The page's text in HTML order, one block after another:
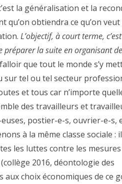
la généralisation et la
qu’on obtiendra ce qu’on
L’objectif, à court terme,
préparer la suite en organisant
que tout le monde s’y
tel ou tel secteur
et tous car n’importe
des travailleurs et
postier-e-s, ouvrier-e-s,
à la même classe sociale :
les luttes contre les
2016, déontologie des
choix économiques de ce